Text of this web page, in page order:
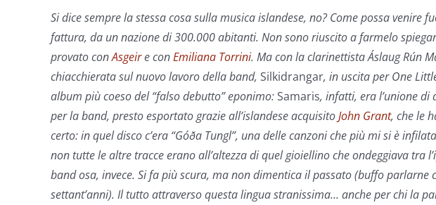
Si dice sempre la stessa cosa sulla musica islandese, no? Come possa venire
fattura, da un nazione di 300.000 abitanti. Non sono riuscito a farmelo
provato conAsgeire conEmiliana Torrini. Ma con la clarinettista Áslaug Rún
chiacchierata sul nuovo lavoro della band, Silkidrangar, in uscita per One
album più coeso del “falso debutto” eponimo:Samaris, infatti, era l’unione
per la band, presto esportato grazie all’islandese acquisitoJohn Grant, che le
certo: in quel disco c’era “Góða Tungl”, una delle canzoni che più mi si è
non tutte le altre tracce erano all’altezza di quel gioiellino che ondeggiava tra
band osa, invece. Si fa più scura, ma non dimentica il passato (buffo parlarne
settant’anni). Il tutto attraverso questa lingua stranissima… anche per chi la